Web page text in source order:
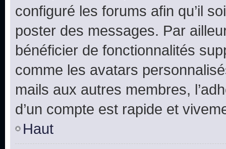
configuré les forums afin qu’il
poster des messages. Par
bénéficier de fonctionnalités
comme les avatars
mails aux autres membres,
d’un compte est rapide et
Haut